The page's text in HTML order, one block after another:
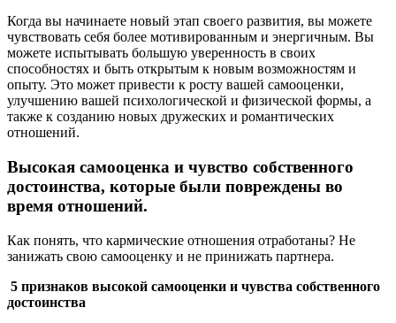
Когда вы начинаете новый этап своего развития, вы можете
чувствовать себя более мотивированным и энергичным. Вы
можете испытывать большую уверенность в своих
способностях и быть открытым к новым возможностям и
опыту. Это может привести к росту вашей самооценки,
улучшению вашей психологической и физической формы, а
также к созданию новых дружеских и романтических
отношений.
Высокая самооценка и чувство собственного
достоинства, которые были повреждены во
время отношений.
Как понять, что кармические отношения отработаны? Не
занижать свою самооценку и не принижать партнера.
5 признаков высокой самооценки и чувства собственного
достоинства